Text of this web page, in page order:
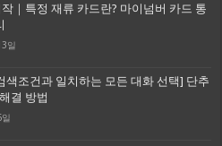
｜특정 재류 카드란? 마이넘버 카드 통
일
색조건과 일치하는 모든 대화 선택] 단추
결 방법